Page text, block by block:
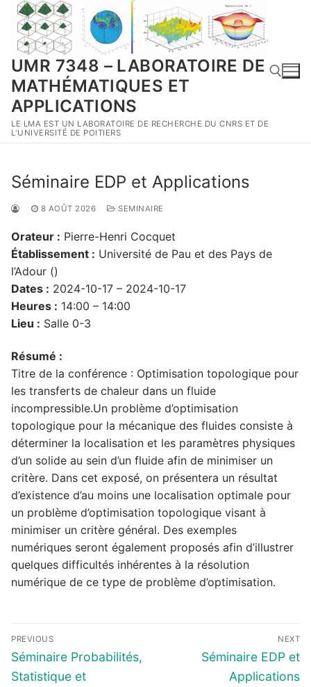
Aller
contenu
UMR 7348 – LABORATOIRE DE
MATHÉMATIQUES ET
APPLICATIONS
LE LMA EST UN LABORATOIRE DE RECHERCHE DU CNRS ET DE
L'UNIVERSITÉ DE POITIERS
Rechercher :
Séminaire EDP et Applications
8 AOÛT 2026 SEMINAIRE
Orateur : Pierre-Henri Cocquet
Établissement : Université de Pau et des Pays de
l’Adour ()
Dates : 2024-10-17 – 2024-10-17
Heures : 14:00 – 14:00
Lieu : Salle 0-3
Résumé :
Titre de la conférence : Optimisation topologique pour
les transferts de chaleur dans un fluide
incompressible.Un problème d’optimisation
topologique pour la mécanique des fluides consiste à
déterminer la localisation et les paramètres physiques
d’un solide au sein d’un fluide afin de minimiser un
critère. Dans cet exposé, on présentera un résultat
d’existence d’au moins une localisation optimale pour
un problème d’optimisation topologique visant à
minimiser un critère général. Des exemples
numériques seront également proposés afin d’illustrer
quelques difficultés inhérentes à la résolution
numérique de ce type de problème d’optimisation.
Navigation
de
l’article
PREVIOUS
Previous
post:
Séminaire Probabilités,
Statistique et
NEXT
Next
Séminaire EDP et
Applications